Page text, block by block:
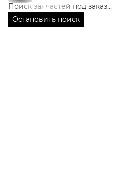
Поиск запчастей под заказ…
Остановить поиск